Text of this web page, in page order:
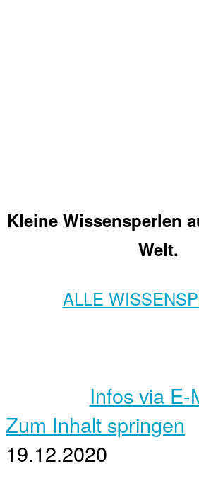
Kleine Wissensperlen
Welt.
ALLE
Infos via E-
Zum Inhalt springen
19.12.2020